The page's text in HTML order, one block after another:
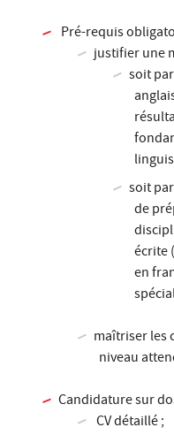
Pré-requis
justifier une
soit
soit
de
écrite
en
maîtriser les
niveau
Candidature sur
CV détaillé ;